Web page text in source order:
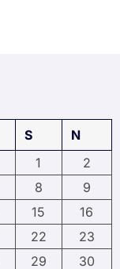
S
N
1
2
8
9
15
16
22
23
29
30